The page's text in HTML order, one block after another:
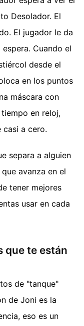
Desolador. El
El jugador le da
Cuando el
desde el
en los puntos
máscara con
en reloj,
casi a cero.
separa a alguien
avanza en el
tener mejores
usar en cada
que te están
de "tanque"
de Joni es la
eso es un